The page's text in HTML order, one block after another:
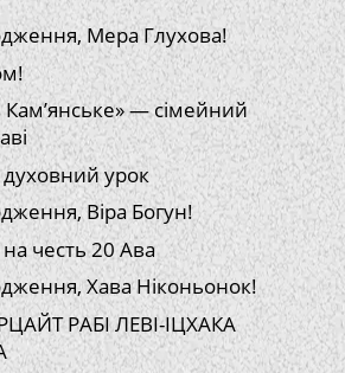
Мера Глухова!
Кам’янське» — сімейний
духовний урок
Віра Богун!
честь 20 Ава
Хава Ніконьонок!
РАБІ ЛЕВІ-ІЦХАКА